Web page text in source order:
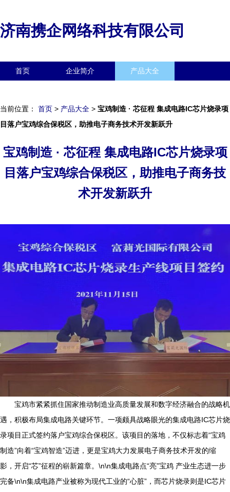
济南携企网络科技有限公司
首页 企业简介 产品大全
当前位置： 首页 > 产品大全 > 宝鸡制造 · 芯征程 集成电路IC芯片烧录项
目落户宝鸡综合保税区，助推电子商务技术开发新跃升
宝鸡制造 · 芯征程 集成电路IC芯片烧录项
目落户宝鸡综合保税区，助推电子商务技
术开发新跃升
宝鸡市紧紧抓住国家推动制造业高质量发展和数字经济融合的战略机
遇，积极布局集成电路关键环节。一项颇具战略眼光的集成电路IC芯片烧
录项目正式签约落户宝鸡综合保税区。该项目的落地，不仅标志着“宝鸡
制造”向着“宝鸡智造”迈进，更是宝鸡大力发展电子商务技术开发的缩
影，开启“芯”征程的崭新篇章。\n\n集成电路点“亮”宝鸡 产业生态进一步
完备\n\n集成电路产业被称为现代工业的“心脏”，而芯片烧录则是IC芯片